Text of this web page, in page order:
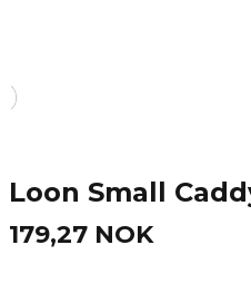
Loon Small
179,27 NOK